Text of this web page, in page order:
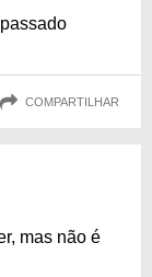
COMPARTILHAR
mas não é